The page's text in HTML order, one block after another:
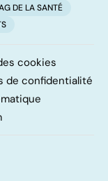
DE LA SANTÉ
cookies
de confidentialité